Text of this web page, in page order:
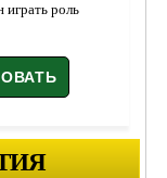
играть роль